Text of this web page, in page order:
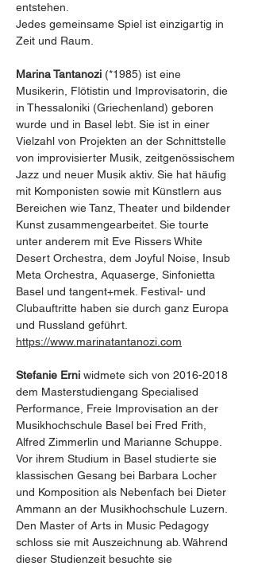
entstehen.
Jedes gemeinsame Spiel ist einzigartig in
Zeit und Raum.
Marina Tantanozi (*1985) ist eine
Musikerin, Flötistin und Improvisatorin, die
in Thessaloniki (Griechenland) geboren
wurde und in Basel lebt. Sie ist in einer
Vielzahl von Projekten an der Schnittstelle
von improvisierter Musik, zeitgenössischem
Jazz und neuer Musik aktiv. Sie hat häufig
mit Komponisten sowie mit Künstlern aus
Bereichen wie Tanz, Theater und bildender
Kunst zusammengearbeitet. Sie tourte
unter anderem mit Eve Rissers White
Desert Orchestra, dem Joyful Noise, Insub
Meta Orchestra, Aquaserge, Sinfonietta
Basel und tangent+mek. Festival- und
Clubauftritte haben sie durch ganz Europa
und Russland geführt.
https://www.marinatantanozi.com
Stefanie Erni widmete sich von 2016-2018
dem Masterstudiengang Specialised
Performance, Freie Improvisation an der
Musikhochschule Basel bei Fred Frith,
Alfred Zimmerlin und Marianne Schuppe.
Vor ihrem Studium in Basel studierte sie
klassischen Gesang bei Barbara Locher
und Komposition als Nebenfach bei Dieter
Ammann an der Musikhochschule Luzern.
Den Master of Arts in Music Pedagogy
schloss sie mit Auszeichnung ab. Während
dieser Studienzeit besuchte sie